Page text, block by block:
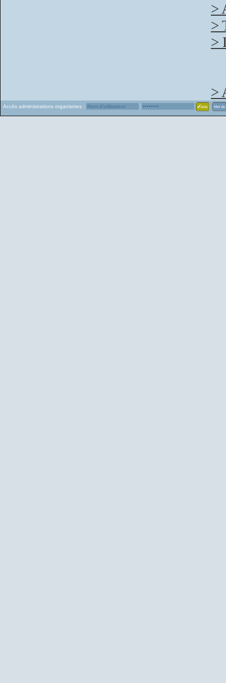
>
>
>
>
Accès administrations organismes :